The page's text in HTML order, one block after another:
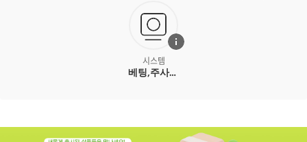
시스템
베팅,주사위